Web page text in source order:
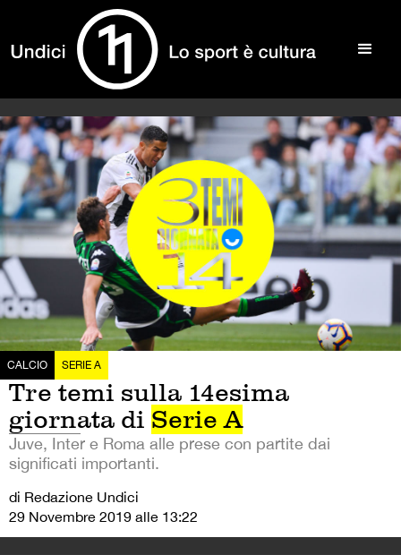
CALCIO SERIE A
Tre temi sulla 14esima
giornata di Serie A
Juve, Inter e Roma alle prese con partite dai
significati importanti.
di Redazione Undici
29 Novembre 2019 alle 13:22